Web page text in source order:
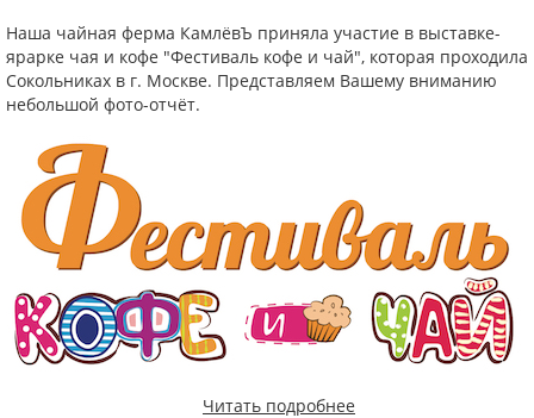
Наша чайная ферма КамлёвЪ приняла участие в выставке-
ярарке чая и кофе "Фестиваль кофе и чай", которая проходила
Сокольниках в г. Москве. Представляем Вашему вниманию
небольшой фото-отчёт.
Читать подробнее